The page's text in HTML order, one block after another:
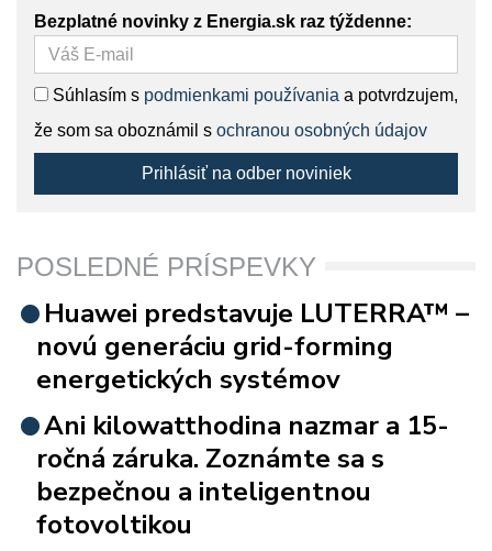
Bezplatné novinky z Energia.sk raz týždenne:
Súhlasím s podmienkami používania a potvrdzujem,
že som sa oboznámil s ochranou osobných údajov
Prihlásiť na odber noviniek
POSLEDNÉ PRÍSPEVKY
Huawei predstavuje LUTERRA™ –
novú generáciu grid-forming
energetických systémov
Ani kilowatthodina nazmar a 15-
ročná záruka. Zoznámte sa s
bezpečnou a inteligentnou
fotovoltikou